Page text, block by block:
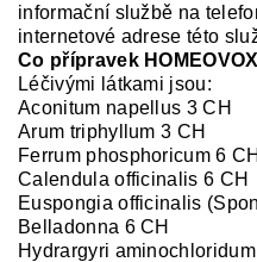
informační službě na
internetové adrese této
Co přípravek
Léčivými látkami jsou:
Aconitum napellus 3 CH
Arum triphyllum 3 CH
Ferrum phosphoricum 6 CH
Calendula officinalis 6 CH
Euspongia officinalis
Belladonna 6 CH
Hydrargyri